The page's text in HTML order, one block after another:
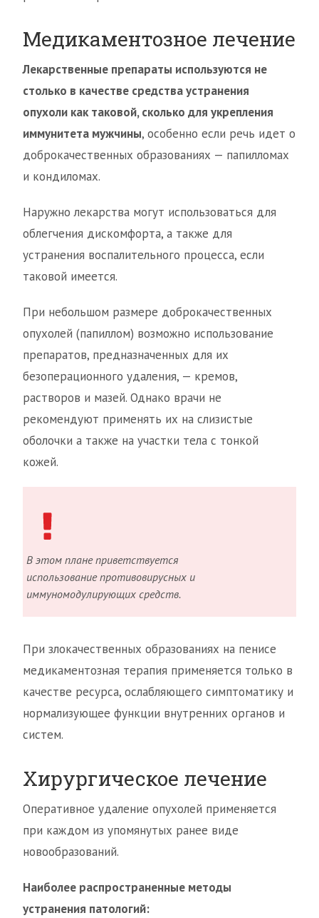
Медикаментозное лечение
Лекарственные препараты используются не
столько в качестве средства устранения
опухоли как таковой, сколько для укрепления
иммунитета мужчины, особенно если речь идет о
доброкачественных образованиях — папилломах
и кондиломах.
Наружно лекарства могут использоваться для
облегчения дискомфорта, а также для
устранения воспалительного процесса, если
таковой имеется.
При небольшом размере доброкачественных
опухолей (папиллом) возможно использование
препаратов, предназначенных для их
безоперационного удаления, — кремов,
растворов и мазей. Однако врачи не
рекомендуют применять их на слизистые
оболочки а также на участки тела с тонкой
кожей.
В этом плане приветствуется
использование противовирусных и
иммуномодулирующих средств.
При злокачественных образованиях на пенисе
медикаментозная терапия применяется только в
качестве ресурса, ослабляющего симптоматику и
нормализующее функции внутренних органов и
систем.
Хирургическое лечение
Оперативное удаление опухолей применяется
при каждом из упомянутых ранее виде
новообразований.
Наиболее распространенные методы
устранения патологий: